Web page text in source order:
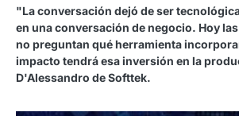
"La conversación dejó de ser
en una conversación de negocio. Hoy
no preguntan qué herramienta
impacto tendrá esa inversión en la
D'Alessandro de Softtek.